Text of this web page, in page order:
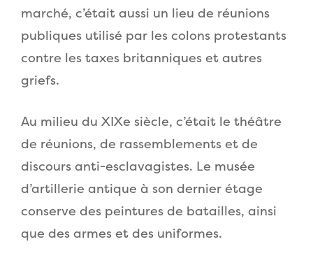
marché, c’était aussi un lieu de réunions
publiques utilisé par les colons protestants
contre les taxes britanniques et autres
griefs.
Au milieu du XIXe siècle, c’était le théâtre
de réunions, de rassemblements et de
discours anti-esclavagistes. Le musée
d’artillerie antique à son dernier étage
conserve des peintures de batailles, ainsi
que des armes et des uniformes.